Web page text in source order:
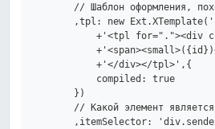
// Шаблон оформления,
,tpl: new
+'<tpl for="."><div
            +'</div></tpl>',{
            compiled: true
        })
// Какой элемент
,itemSelector: